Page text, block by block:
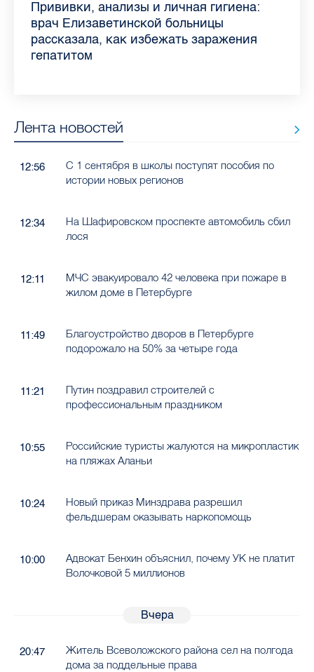
Piter.TV находится в ТОП-10 рейтинга
самых цитируемых СМИ Петербурга и
Ленобласти во II квартале 2026 года
Прививки, анализы и личная гигиена:
врач Елизаветинской больницы
рассказала, как избежать заражения
гепатитом
Как обезопасить ребенка летом: советы
педиатра для родителей
Проходные баллы в вузах СПб — 2026:
где самый высокий и самый низкий
конкурс
Врач назвала неожиданные причины
воспаления ахиллова сухожилия летом
Декрет без потери дохода: эксперт
рассказала о возможностях для
работающих родителей
Что такое рассеянный склероз: невролог
Елизаветинской больницы ответила на
главные вопросы о заболевании
Бамбл с вишней и лимонад с имбирем:
какие напитки можно приготовить дома
в жару
Лента новостей
12:56
С 1 сентября в школы поступят пособия по
истории новых регионов
12:34
На Шафировском проспекте автомобиль сбил
лося
12:11
МЧС эвакуировало 42 человека при пожаре в
жилом доме в Петербурге
11:49
Благоустройство дворов в Петербурге
подорожало на 50% за четыре года
11:21
Путин поздравил строителей с
профессиональным праздником
10:55
Российские туристы жалуются на микропластик
на пляжах Аланьи
10:24
Новый приказ Минздрава разрешил
фельдшерам оказывать наркопомощь
10:00
Адвокат Бенхин объяснил, почему УК не платит
Волочковой 5 миллионов
Вчера
20:47
Житель Всеволожского района сел на полгода
дома за поддельные права